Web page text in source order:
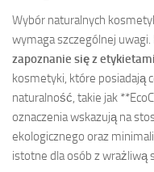
Wybór naturalnych
wymaga szczególnej
zapoznanie się z etykietami
kosmetyki, które posiadają
naturalność, takie jak
oznaczenia wskazują na
ekologicznego oraz
istotne dla osób z wrażliwą